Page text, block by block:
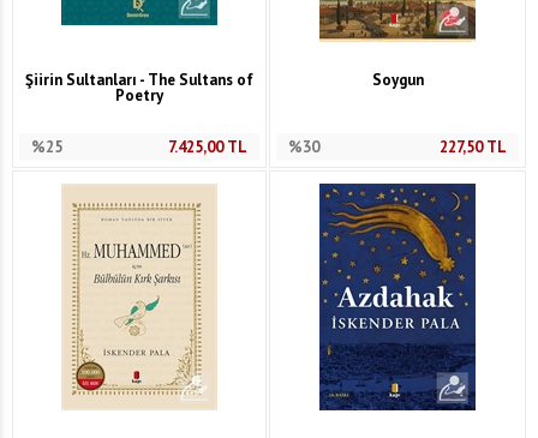
Şiirin Sultanları - The Sultans of
Poetry
%25 7.425,00TL
Soygun
%30 227,50TL